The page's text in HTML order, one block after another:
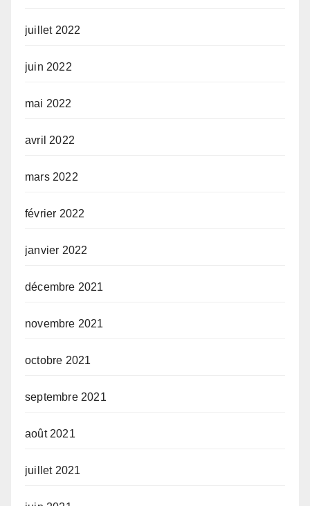
juillet 2022
juin 2022
mai 2022
avril 2022
mars 2022
février 2022
janvier 2022
décembre 2021
novembre 2021
octobre 2021
septembre 2021
août 2021
juillet 2021